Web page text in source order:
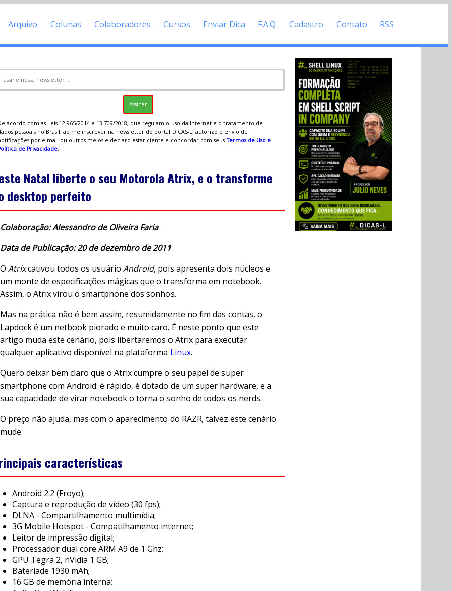
Arquivo Colunas Colaboradores Cursos Enviar Dica F.A.Q Cadastro Contato RSS
acordo com as Leis 12.965/2014 e 13.709/2018, que regulam o uso da Internet e o tratamento de
pessoais no Brasil, ao me inscrever na newsletter do portal DICAS-L, autorizo o envio de
por e-mail ou outros meios e declaro estar ciente e concordar com seusTermos de Uso e
de Privacidade.
Natal liberte o seu Motorola Atrix, e o transforme
desktop perfeito
Colaboração: Alessandro de Oliveira Faria
Data de Publicação: 20 de dezembro de 2011
O Atrixcativou todos os usuário Android, pois apresenta dois núcleos e
um monte de especificações mágicas que o transforma em notebook.
Assim, o Atrix virou o smartphone dos sonhos.
Mas na prática não é bem assim, resumidamente no fim das contas, o
Lapdock é um netbook piorado e muito caro. É neste ponto que este
artigo muda este cenário, pois libertaremos o Atrix para executar
qualquer aplicativo disponível na plataforma Linux.
Quero deixar bem claro que o Atrix cumpre o seu papel de super
smartphone com Android: é rápido, é dotado de um super hardware, e a
sua capacidade de virar notebook o torna o sonho de todos os nerds.
O preço não ajuda, mas com o aparecimento do RAZR, talvez este cenário
mude.
características
Android 2.2 (Froyo);
Captura e reprodução de vídeo (30 fps);
DLNA - Compartilhamento multimídia;
3G Mobile Hotspot - Compatilhamento internet;
Leitor de impressão digital;
Processador dual core ARM A9 de 1 Ghz;
GPU Tegra 2, nVidia 1 GB;
Bateriade 1930 mAh;
16 GB de memória interna;